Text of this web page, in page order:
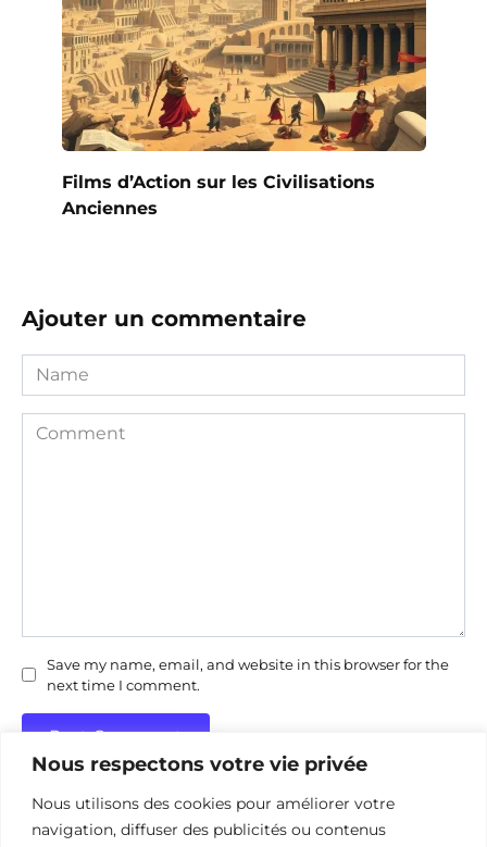
Nous respectons votre vie privée
Nous utilisons des cookies pour améliorer votre
navigation, diffuser des publicités ou contenus
Films d’Action sur les Civilisations
Anciennes
Ajouter un commentaire
Name
Comment
Save my name, email, and website in this browser for the
next time I comment.